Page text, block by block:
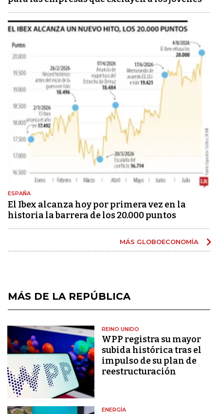
ESPAÑA
El Ibex alcanza hoy por primera vez en la
historia la barrera de los 20.000 puntos
MÁS GLOBOECONOMÍA
MÁS DE LA REPÚBLICA
REINO UNIDO
WPP registra su mayor
subida histórica tras el
impulso de su plan de
reestructuración
ENERGÍA